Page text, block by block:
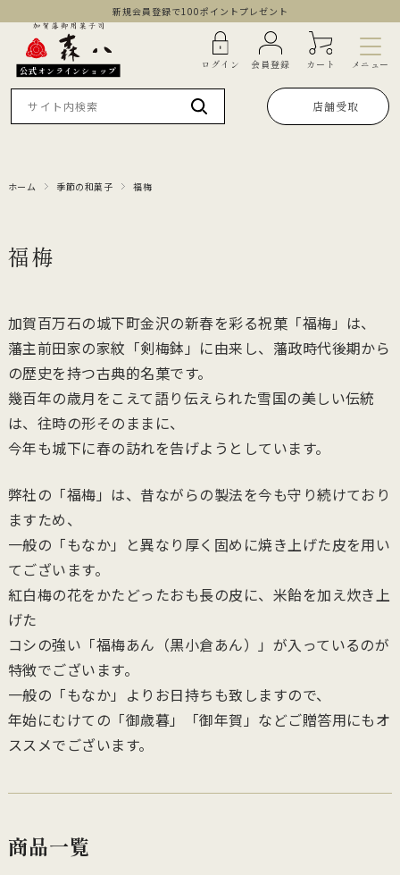
新規会員登録で100ポイントプレゼント
公式オンラインショップ ログイン 会員登録 カート メニュー
店舗受取
ホーム 季節の和菓子 福梅
福梅
加賀百万石の城下町金沢の新春を彩る祝菓「福梅」は、
藩主前田家の家紋「剣梅鉢」に由来し、藩政時代後期から
の歴史を持つ古典的名菓です。
幾百年の歳月をこえて語り伝えられた雪国の美しい伝統
は、往時の形そのままに、
今年も城下に春の訪れを告げようとしています。
弊社の「福梅」は、昔ながらの製法を今も守り続けており
ますため、
一般の「もなか」と異なり厚く固めに焼き上げた皮を用い
てございます。
紅白梅の花をかたどったおも長の皮に、米飴を加え炊き上
げた
コシの強い「福梅あん（黒小倉あん）」が入っているのが
特徴でございます。
一般の「もなか」よりお日持ちも致しますので、
年始にむけての「御歳暮」「御年賀」などご贈答用にもオ
ススメでございます。
商品一覧